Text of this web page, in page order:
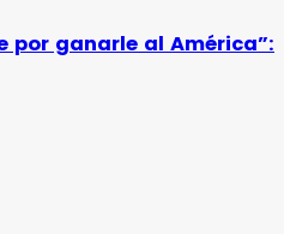
por ganarle al América”: